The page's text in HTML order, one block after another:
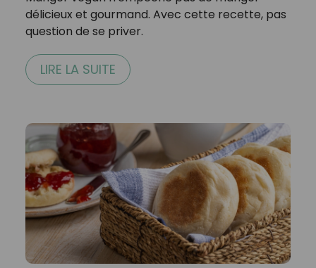
délicieux et gourmand. Avec cette recette, pas
question de se priver.
LIRE LA SUITE